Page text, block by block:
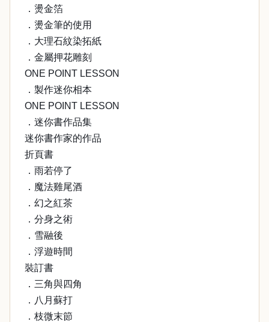
．燙金箔
．燙金筆的使用
．大理石紋染拓紙
．金屬押花雕刻
ONE POINT LESSON
．製作迷你相本
ONE POINT LESSON
．迷你書作品集
迷你書作家的作品
折頁書
．雨若停了
．魔法雞尾酒
．幻之紅茶
．分身之術
．雪融後
．浮遊時間
裝訂書
．三角與四角
．八月蘇打
．枝微末節